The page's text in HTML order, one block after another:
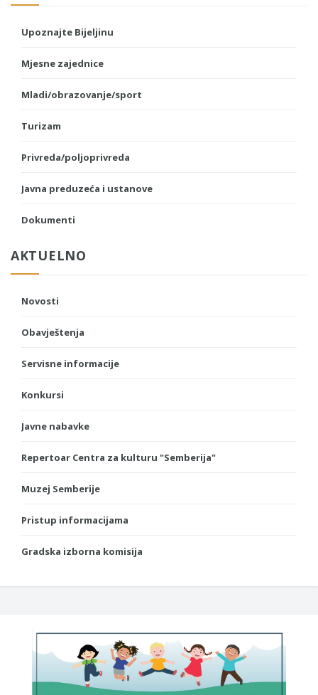
Upoznajte Bijeljinu
Mjesne zajednice
Mladi/obrazovanje/sport
Turizam
Privreda/poljoprivreda
Javna preduzeća i ustanove
Dokumenti
AKTUELNO
Novosti
Obavještenja
Servisne informacije
Konkursi
Javne nabavke
Repertoar Centra za kulturu "Semberija"
Muzej Semberije
Pristup informacijama
Gradska izborna komisija